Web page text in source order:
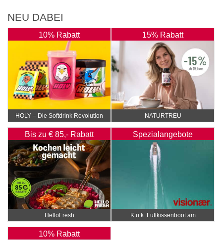
NEU DABEI
10% Rabatt
HOLY – Die Softdrink Revolution
15% Rabatt
NATURTREU
Bis zu € 85,- Rabatt
HelloFresh
Spezialangebote
K.u.k. Luftkissenboot am
Wörthersee
10% Rabatt